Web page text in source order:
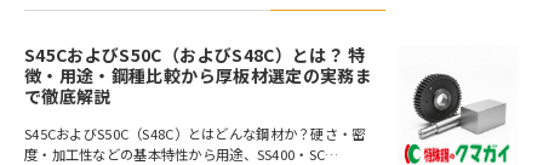
S45CおよびS50C（およびS48C）とは？ 特
徴・用途・鋼種比較から厚板材選定の実務ま
で徹底解説
S45CおよびS50C（S48C）とはどんな鋼材か？硬さ・密
度・加工性などの基本特性から用途、SS400・SC…